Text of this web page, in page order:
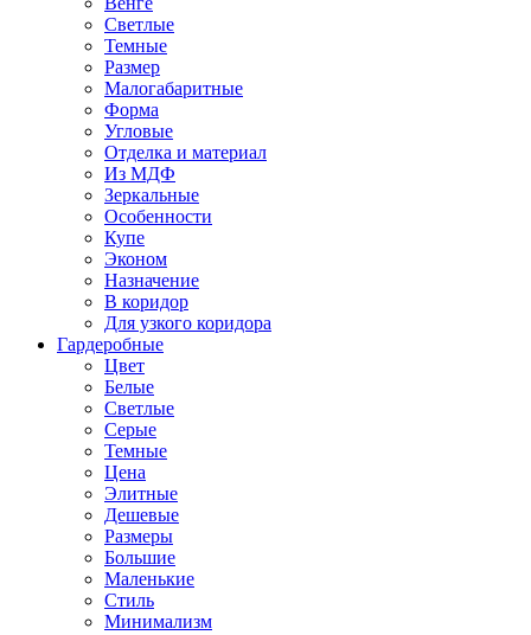
Светлые
Темные
Размер
Малогабаритные
Форма
Угловые
Отделка и материал
Из МДФ
Зеркальные
Особенности
Купе
Эконом
Назначение
В коридор
Для узкого коридора
Гардеробные
Цвет
Белые
Светлые
Серые
Темные
Цена
Элитные
Дешевые
Размеры
Большие
Маленькие
Стиль
Минимализм